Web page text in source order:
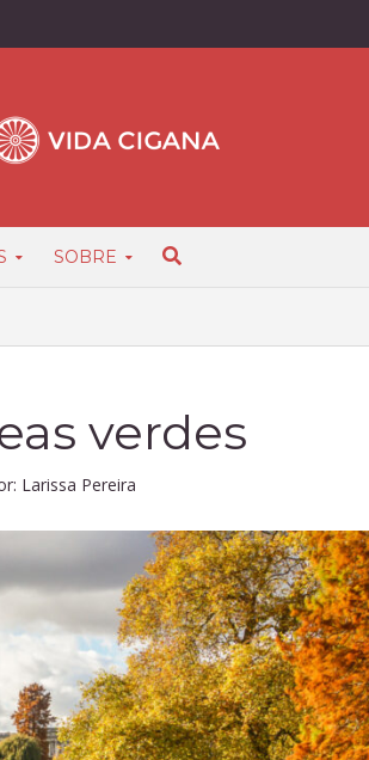
SOBRE
verdes
Larissa Pereira